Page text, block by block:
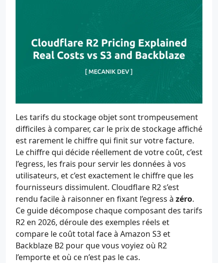
Les tarifs du stockage objet sont trompeusement
difficiles à comparer, car le prix de stockage affiché
est rarement le chiffre qui finit sur votre facture.
Le chiffre qui décide réellement de votre coût, c’est
l’egress, les frais pour servir les données à vos
utilisateurs, et c’est exactement le chiffre que les
fournisseurs dissimulent. Cloudflare R2 s’est
rendu facile à raisonner en fixant l’egress à zéro.
Ce guide décompose chaque composant des tarifs
R2 en 2026, déroule des exemples réels et
compare le coût total face à Amazon S3 et
Backblaze B2 pour que vous voyiez où R2
l’emporte et où ce n’est pas le cas.